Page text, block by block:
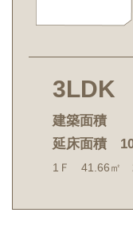
3LDK
建築面積
延床面積
1Ｆ 41.66㎡